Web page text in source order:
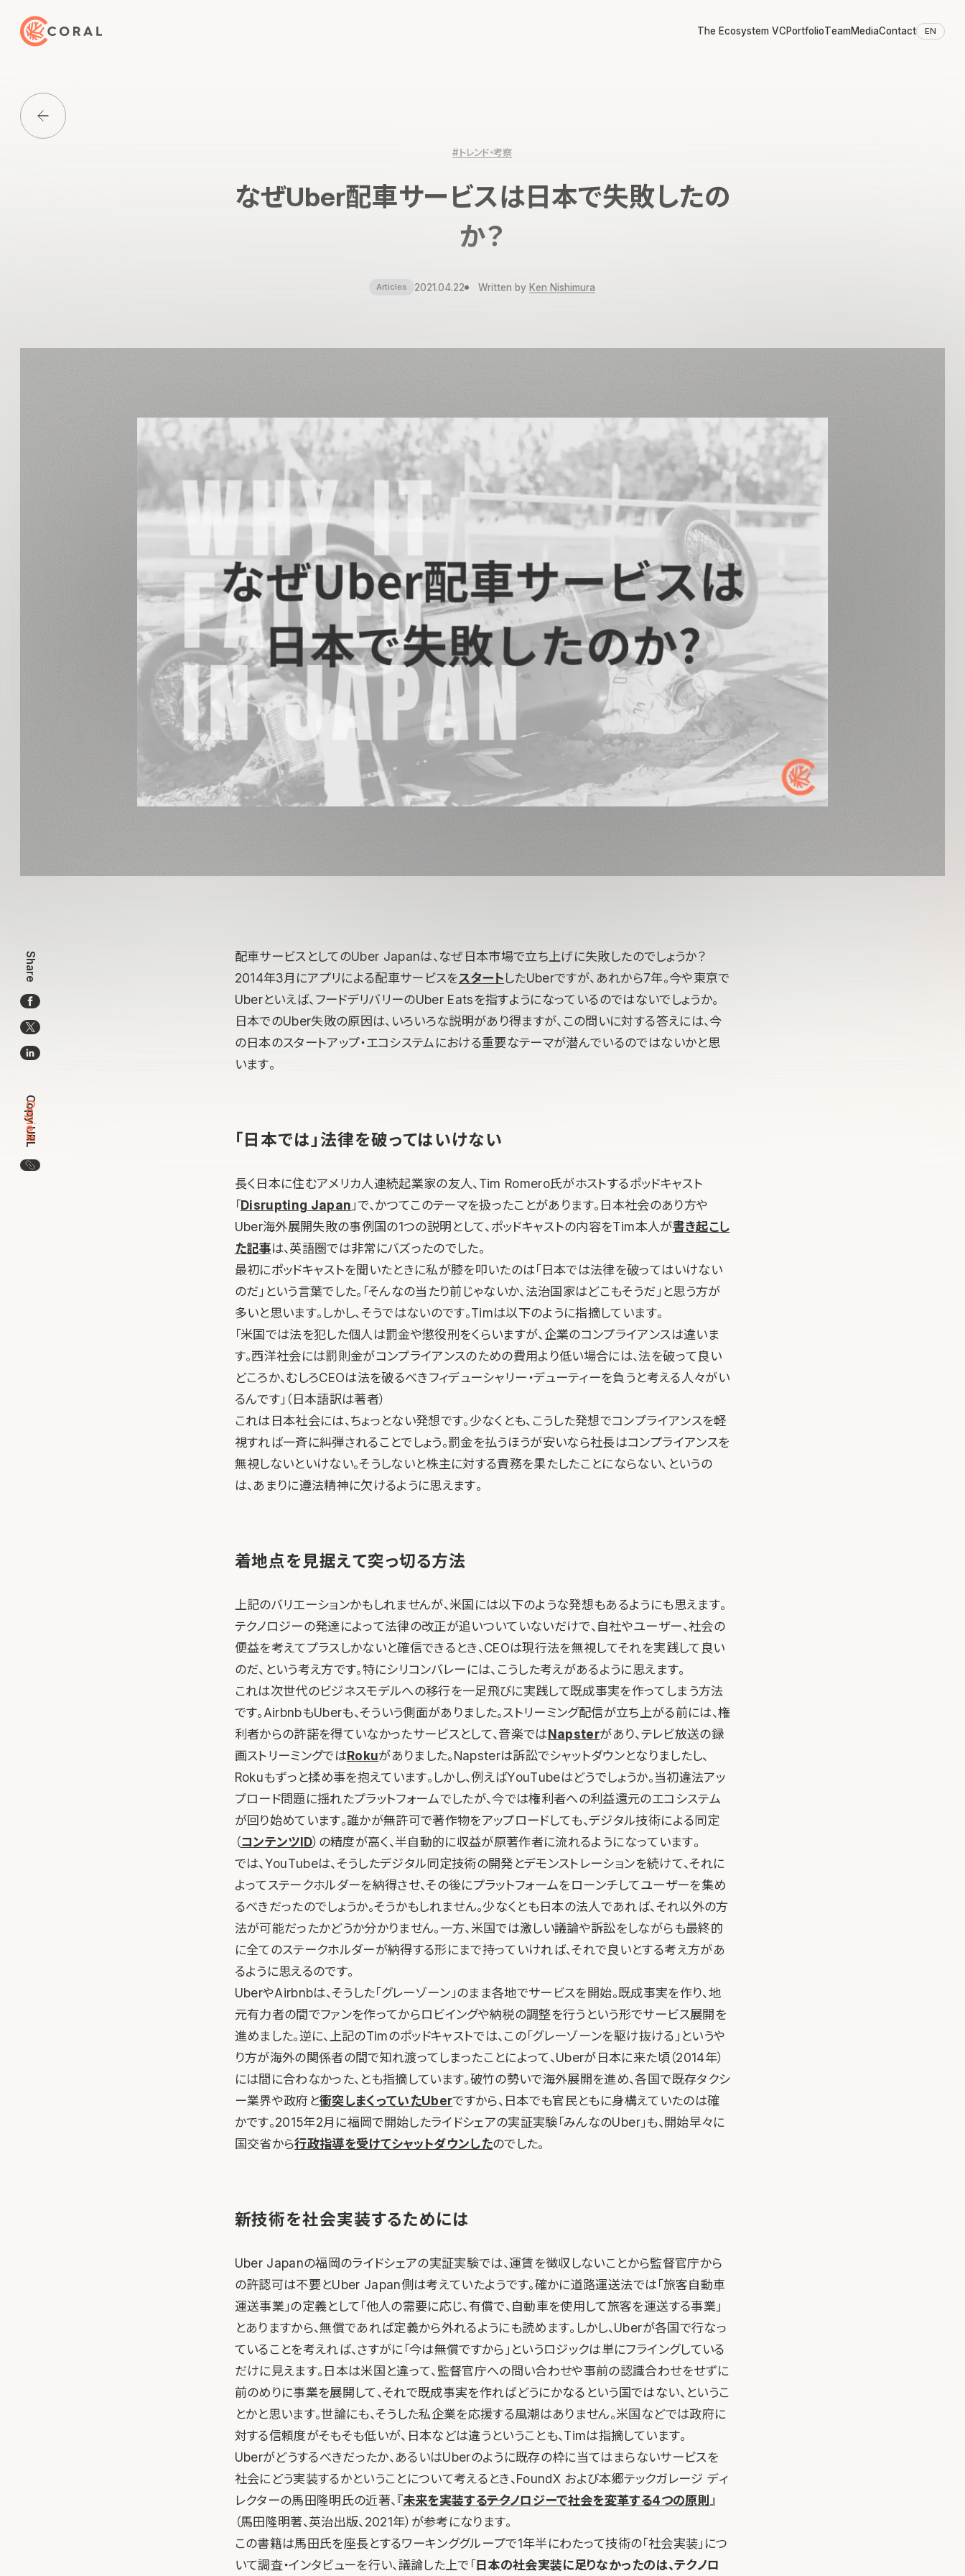
トップページへ戻る
The Ecosystem VCPortfolioTeamMediaContact EN
Media一覧に戻る
#トレンド・考察
なぜUber配車サービスは日本で失敗したの
か？
Articles 2021.04.22 Written byKen Nishimura
Share
Copy URL
Copied!
この記事のURLをコピー
配車サービスとしてのUber Japanは、なぜ日本市場で立ち上げに失敗したのでしょうか？
2014年3月にアプリによる配車サービスをスタートしたUberですが、あれから7年。今や東京で
Uberといえば、フードデリバリーのUber Eatsを指すようになっているのではないでしょうか。
日本でのUber失敗の原因は、いろいろな説明があり得ますが、この問いに対する答えには、今
の日本のスタートアップ・エコシステムにおける重要なテーマが潜んでいるのではないかと思
います。
「日本では」法律を破ってはいけない
長く日本に住むアメリカ人連続起業家の友人、Tim Romero氏がホストするポッドキャスト
「Disrupting Japan 」で、かつてこのテーマを扱ったことがあります。日本社会のあり方や
Uber海外展開失敗の事例国の1つの説明として、ポッドキャストの内容をTim本人が書き起こし
た記事は、英語圏では非常にバズったのでした。
最初にポッドキャストを聞いたときに私が膝を叩いたのは「日本では法律を破ってはいけない
のだ」という言葉でした。「そんなの当たり前じゃないか、法治国家はどこもそうだ」と思う方が
多いと思います。しかし、そうではないのです。Timは以下のように指摘しています。
「米国では法を犯した個人は罰金や懲役刑をくらいますが、企業のコンプライアンスは違いま
す。西洋社会には罰則金がコンプライアンスのための費用より低い場合には、法を破って良い
どころか、むしろCEOは法を破るべきフィデューシャリー・デューティーを負うと考える人々がい
るんです」（日本語訳は著者）
これは日本社会には、ちょっとない発想です。少なくとも、こうした発想でコンプライアンスを軽
視すれば一斉に糾弾されることでしょう。罰金を払うほうが安いなら社長はコンプライアンスを
無視しないといけない。そうしないと株主に対する責務を果たしたことにならない、というの
は、あまりに遵法精神に欠けるように思えます。
着地点を見据えて突っ切る方法
上記のバリエーションかもしれませんが、米国には以下のような発想もあるようにも思えます。
テクノロジーの発達によって法律の改正が追いついていないだけで、自社やユーザー、社会の
便益を考えてプラスしかないと確信できるとき、CEOは現行法を無視してそれを実践して良い
のだ、という考え方です。特にシリコンバレーには、こうした考えがあるように思えます。
これは次世代のビジネスモデルへの移行を一足飛びに実践して既成事実を作ってしまう方法
です。AirbnbもUberも、そういう側面がありました。ストリーミング配信が立ち上がる前には、権
利者からの許諾を得ていなかったサービスとして、音楽ではNapsterがあり、テレビ放送の録
画ストリーミングではRokuがありました。Napsterは訴訟でシャットダウンとなりましたし、
Rokuもずっと揉め事を抱えています。しかし、例えばYouTubeはどうでしょうか。当初違法アッ
プロード問題に揺れたプラットフォームでしたが、今では権利者への利益還元のエコシステム
が回り始めています。誰かが無許可で著作物をアップロードしても、デジタル技術による同定
（コンテンツID）の精度が高く、半自動的に収益が原著作者に流れるようになっています。
では、YouTubeは、そうしたデジタル同定技術の開発とデモンストレーションを続けて、それに
よってステークホルダーを納得させ、その後にプラットフォームをローンチしてユーザーを集め
るべきだったのでしょうか。そうかもしれません。少なくとも日本の法人であれば、それ以外の方
法が可能だったかどうか分かりません。一方、米国では激しい議論や訴訟をしながらも最終的
に全てのステークホルダーが納得する形にまで持っていければ、それで良いとする考え方があ
るように思えるのです。
UberやAirbnbは、そうした「グレーゾーン」のまま各地でサービスを開始。既成事実を作り、地
元有力者の間でファンを作ってからロビイングや納税の調整を行うという形でサービス展開を
進めました。逆に、上記のTimのポッドキャストでは、この「グレーゾーンを駆け抜ける」というや
り方が海外の関係者の間で知れ渡ってしまったことによって、Uberが日本に来た頃（2014年）
には間に合わなかった、とも指摘しています。破竹の勢いで海外展開を進め、各国で既存タクシ
ー業界や政府と衝突しまくっていたUberですから、日本でも官民ともに身構えていたのは確
かです。2015年2月に福岡で開始したライドシェアの実証実験「みんなのUber」も、開始早々に
国交省から行政指導を受けてシャットダウンしたのでした。
新技術を社会実装するためには
Uber Japanの福岡のライドシェアの実証実験では、運賃を徴収しないことから監督官庁から
の許認可は不要とUber Japan側は考えていたようです。確かに道路運送法では「旅客自動車
運送事業」の定義として「他人の需要に応じ、有償で、自動車を使用して旅客を運送する事業」
とありますから、無償であれば定義から外れるようにも読めます。しかし、Uberが各国で行なっ
ていることを考えれば、さすがに「今は無償ですから」というロジックは単にフライングしている
だけに見えます。日本は米国と違って、監督官庁への問い合わせや事前の認識合わせをせずに
前のめりに事業を展開して、それで既成事実を作ればどうにかなるという国ではない、というこ
とかと思います。世論にも、そうした私企業を応援する風潮はありません。米国などでは政府に
対する信頼度がそもそも低いが、日本などは違うということも、Timは指摘しています。
Uberがどうするべきだったか、あるいはUberのように既存の枠に当てはまらないサービスを
社会にどう実装するかということについて考えるとき、FoundX および本郷テックガレージ ディ
レクターの馬田隆明氏の近著、『未来を実装する――テクノロジーで社会を変革する4つの原則 』
（馬田隆明著、英治出版、2021年）が参考になります。
この書籍は馬田氏を座長とするワーキンググループで1年半にわたって技術の「社会実装」につ
いて調査・インタビューを行い、議論した上で「日本の社会実装に足りなかったのは、テクノロ